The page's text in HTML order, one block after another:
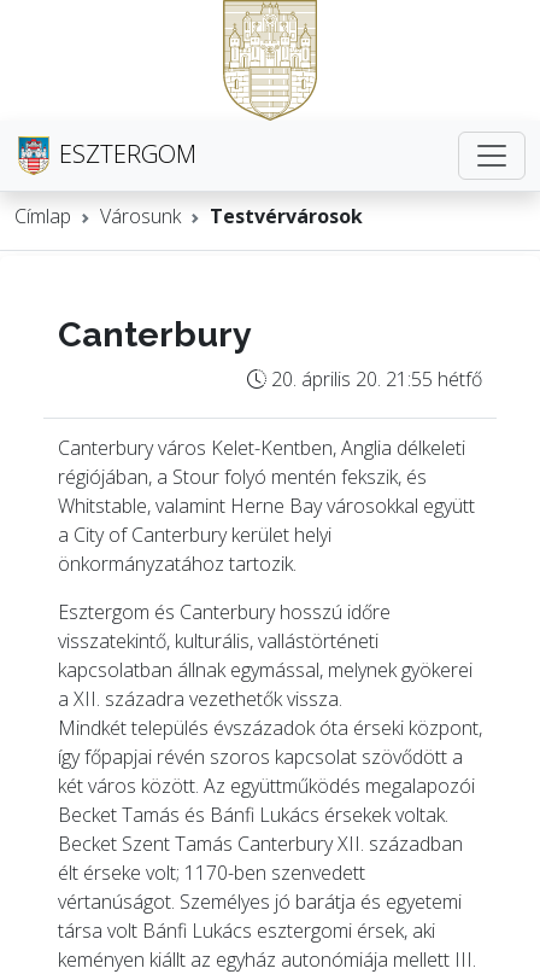
ESZTERGOM
Címlap Városunk Testvérvárosok
Canterbury
20. április 20. 21:55 hétfő
Canterbury város Kelet-Kentben, Anglia délkeleti
régiójában, a Stour folyó mentén fekszik, és
Whitstable, valamint Herne Bay városokkal együtt
a City of Canterbury kerület helyi
önkormányzatához tartozik.
Esztergom és Canterbury hosszú időre
visszatekintő, kulturális, vallástörténeti
kapcsolatban állnak egymással, melynek gyökerei
a XII. századra vezethetők vissza.
Mindkét település évszázadok óta érseki központ,
így főpapjai révén szoros kapcsolat szövődött a
két város között. Az együttműködés megalapozói
Becket Tamás és Bánfi Lukács érsekek voltak.
Becket Szent Tamás Canterbury XII. században
élt érseke volt; 1170-ben szenvedett
vértanúságot. Személyes jó barátja és egyetemi
társa volt Bánfi Lukács esztergomi érsek, aki
keményen kiállt az egyház autonómiája mellett III.